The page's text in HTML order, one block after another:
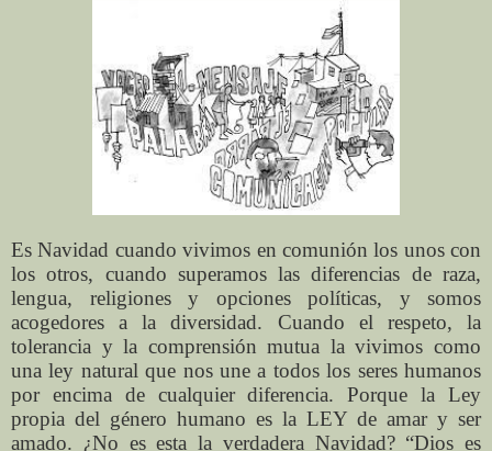
Es Navidad cuando vivimos en comunión los unos con
los otros, cuando superamos las diferencias de raza,
lengua, religiones y opciones políticas, y somos
acogedores a la diversidad. Cuando el respeto, la
tolerancia y la comprensión mutua la vivimos como
una ley natural que nos une a todos los seres humanos
por encima de cualquier diferencia. Porque la Ley
propia del género humano es la LEY de amar y ser
amado. ¿No es esta la verdadera Navidad? “Dios es